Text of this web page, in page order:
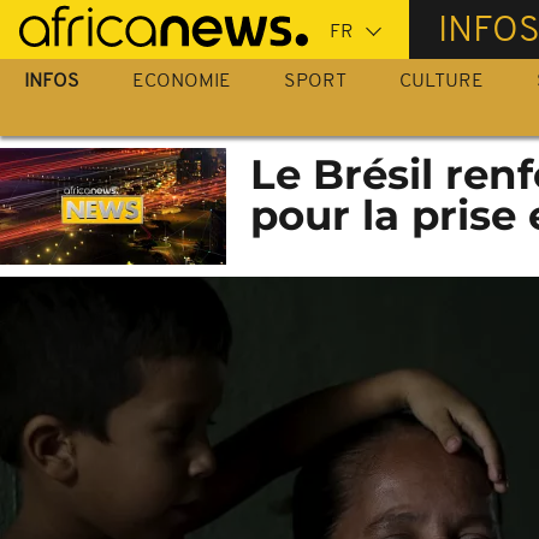
Passer
au
contenu
INFOS
INFOS ECONOMIE SPORT CULTURE
Le Brésil
pour la prise